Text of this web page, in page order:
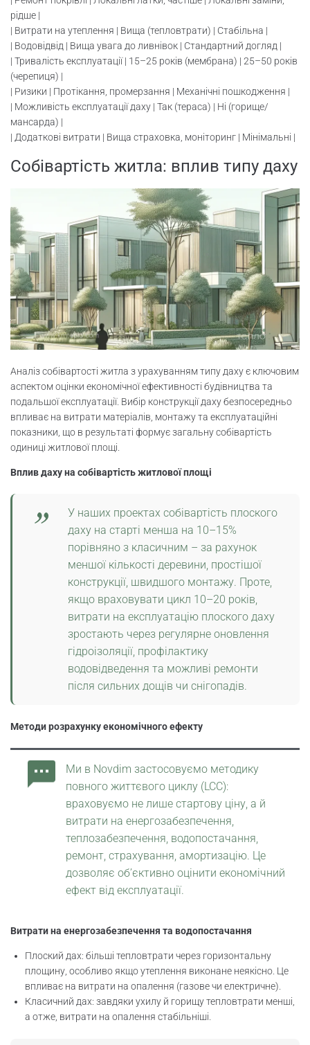
рідше |
| Витрати на утеплення | Вища (тепловтрати) | Стабільна |
| Водовідвід | Вища увага до ливнівок | Стандартний догляд |
| Тривалість експлуатації | 15–25 років (мембрана) | 25–50 років
(черепиця) |
| Ризики | Протікання, промерзання | Механічні пошкодження |
| Можливість експлуатації даху | Так (тераса) | Ні (горище/
мансарда) |
| Додаткові витрати | Вища страховка, моніторинг | Мінімальні |
Собівартість житла: вплив типу даху
Аналіз собівартості житла з урахуванням типу даху є ключовим
аспектом оцінки економічної ефективності будівництва та
подальшої експлуатації. Вибір конструкції даху безпосередньо
впливає на витрати матеріалів, монтажу та експлуатаційні
показники, що в результаті формує загальну собівартість
одиниці житлової площі.
Вплив даху на собівартість житлової площі
У наших проектах собівартість плоского
даху на старті менша на 10–15%
порівняно з класичним – за рахунок
меншої кількості деревини, простішої
конструкції, швидшого монтажу. Проте,
якщо враховувати цикл 10–20 років,
витрати на експлуатацію плоского даху
зростають через регулярне оновлення
гідроізоляції, профілактику
водовідведення та можливі ремонти
після сильних дощів чи снігопадів.
Методи розрахунку економічного ефекту
Ми в Novdim застосовуємо методику
повного життєвого циклу (LCC):
враховуємо не лише стартову ціну, а й
витрати на енергозабезпечення,
теплозабезпечення, водопостачання,
ремонт, страхування, амортизацію. Це
дозволяє об’єктивно оцінити економічний
ефект від експлуатації.
Витрати на енергозабезпечення та водопостачання
Плоский дах: більші тепловтрати через горизонтальну
площину, особливо якщо утеплення виконане неякісно. Це
впливає на витрати на опалення (газове чи електричне).
Класичний дах: завдяки ухилу й горищу тепловтрати менші,
а отже, витрати на опалення стабільніші.